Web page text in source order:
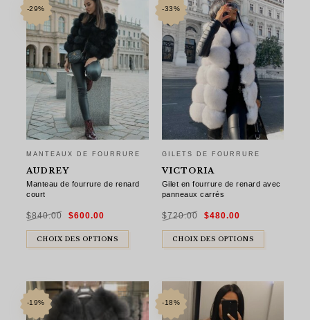
-29%
MANTEAUX DE FOURRURE
AUDREY
Manteau de fourrure de renard
court
$840.00
Le
prix
était :
$840.00.
$600.00
est :
$600.00.
CHOIX DES OPTIONS
-33%
GILETS DE FOURRURE
VICTORIA
Gilet en fourrure de renard avec
panneaux carrés
$720.00
Le
prix
était :
$720.00.
$480.00prix
est :
$480.00.
CHOIX DES OPTIONS
-19% -18%